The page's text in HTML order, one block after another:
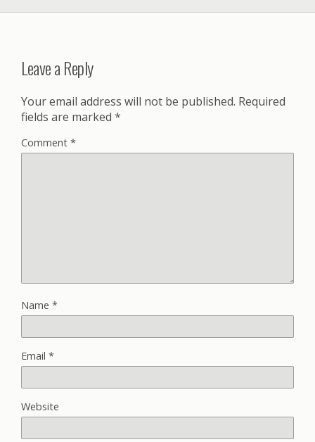
Leave a Reply
Your email address will not be published. Required
fields are marked *
Comment *
Name *
Email *
Website